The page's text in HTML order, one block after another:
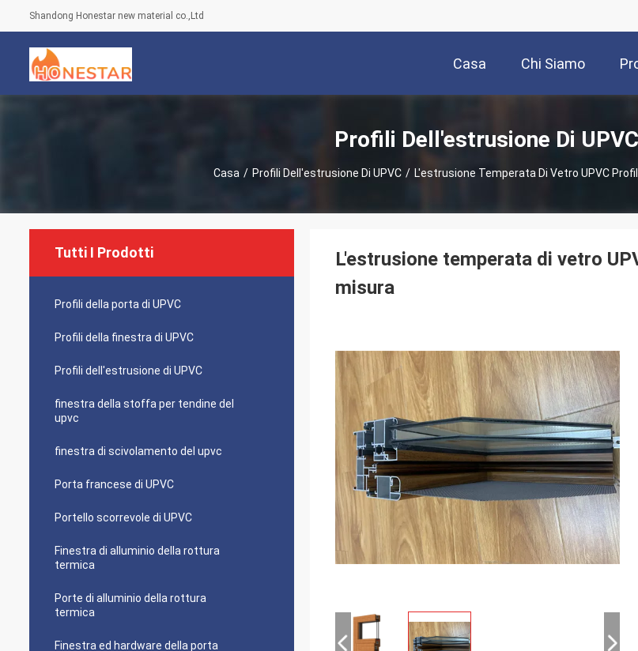
Shandong Honestar new material co.,Ltd
Casa Chi Siamo
Profili Dell'estrusione Di
Casa / Profili Dell'estrusione Di UPVC / L'estrusione Temperata Di Vetro UPVC
Tutti I Prodotti
Profili della porta di UPVC
Profili della finestra di UPVC
Profili dell'estrusione di UPVC
finestra della stoffa per tendine del
upvc
finestra di scivolamento del upvc
Porta francese di UPVC
Portello scorrevole di UPVC
Finestra di alluminio della rottura
termica
Porte di alluminio della rottura
termica
Finestra ed hardware della porta
L'estrusione temperata di vetro
misura